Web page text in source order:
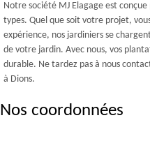
Notre société MJ Elagage est
types. Quel que soit votre projet,
expérience, nos jardiniers se
de votre jardin. Avec nous, vos
durable. Ne tardez pas à nous
à Dions.
Nos coordonnées